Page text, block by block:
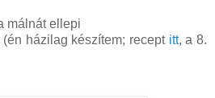
málnát ellepi
házilag készítem; recept itt, a 8.